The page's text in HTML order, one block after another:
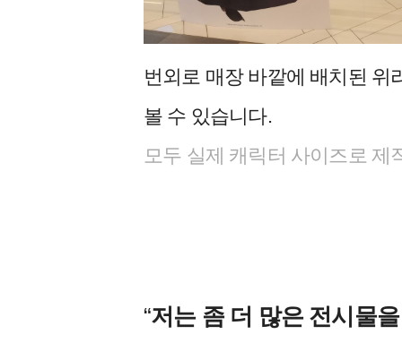
번외로 매장 바깥에 배치된 위
볼 수 있습니다.
모두 실제 캐릭터 사이즈로
“저는 좀 더 많은 전시물